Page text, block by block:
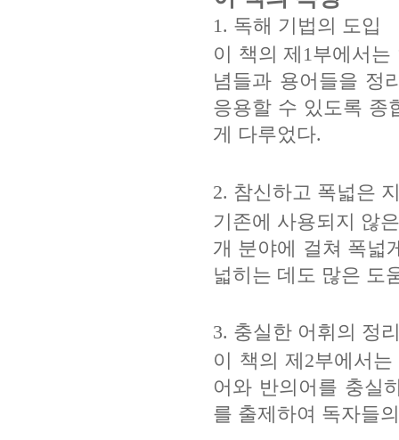
1. 독해 기법의 도입
이 책의 제 1부에서는
념들과 용어들을 정
응용할 수 있도록 종
게 다루었다.
2. 참신하고 폭넓은
기존에 사용되지 않
개 분야에 걸쳐 폭넓
넓히는 데도 많은 도
3. 충실한 어휘의 정
이 책의 제 2부에서
어와 반의어를 충실
를 출제하여 독자들